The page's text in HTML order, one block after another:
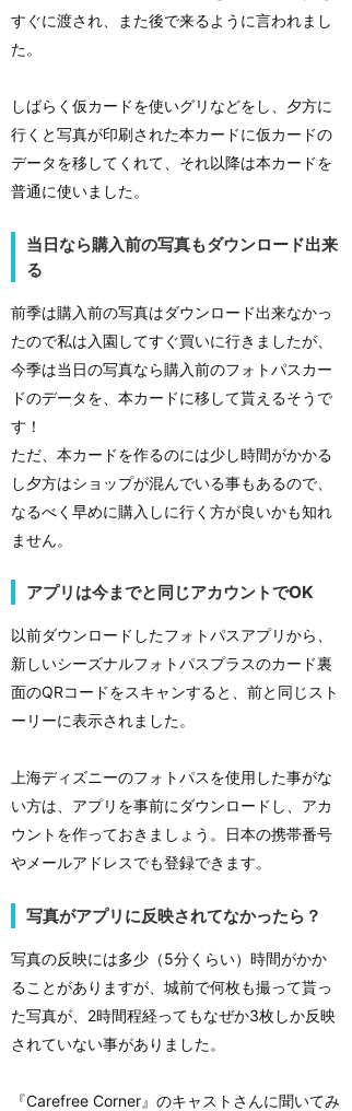
すぐに渡され、また後で来るように言われまし
た。
しばらく仮カードを使いグリなどをし、夕方に
行くと写真が印刷された本カードに仮カードの
データを移してくれて、それ以降は本カードを
普通に使いました。
当日なら購入前の写真もダウンロード出来
る
前季は購入前の写真はダウンロード出来なかっ
たので私は入園してすぐ買いに行きましたが、
今季は当日の写真なら購入前のフォトパスカー
ドのデータを、本カードに移して貰えるそうで
す！
ただ、本カードを作るのには少し時間がかかる
し夕方はショップが混んでいる事もあるので、
なるべく早めに購入しに行く方が良いかも知れ
ません。
アプリは今までと同じアカウントでOK
以前ダウンロードしたフォトパスアプリから、
新しいシーズナルフォトパスプラスのカード裏
面のQRコードをスキャンすると、前と同じスト
ーリーに表示されました。
上海ディズニーのフォトパスを使用した事がな
い方は、アプリを事前にダウンロードし、アカ
ウントを作っておきましょう。日本の携帯番号
やメールアドレスでも登録できます。
写真がアプリに反映されてなかったら？
写真の反映には多少（5分くらい）時間がかか
ることがありますが、城前で何枚も撮って貰っ
た写真が、2時間程経ってもなぜか3枚しか反映
されていない事がありました。
『Carefree Corner』のキャストさんに聞いてみ